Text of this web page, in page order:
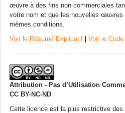
œuvre à des fins non commerciales
votre nom et que les nouvelles
mêmes conditions.
Voir le Résumé Explicatif
Voir le
Attribution - Pas d’Utilisation
CC BY-NC-ND
Cette licence est la plus restrictive des